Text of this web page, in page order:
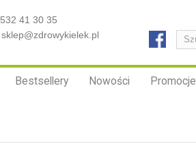
532 41 30 35
sklep@zdrowykielek.pl
Bestsellery Nowości Promocje